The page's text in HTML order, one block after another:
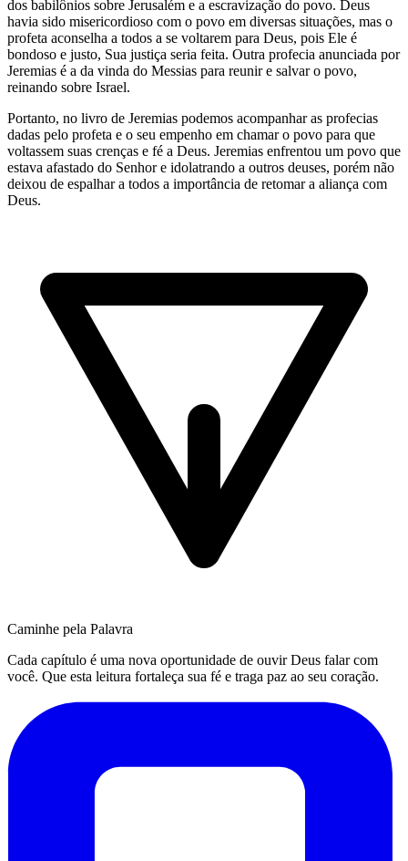
dos babilônios sobre Jerusalém e a escravização do povo. Deus
havia sido misericordioso com o povo em diversas situações, mas o
profeta aconselha a todos a se voltarem para Deus, pois Ele é
bondoso e justo, Sua justiça seria feita. Outra profecia anunciada por
Jeremias é a da vinda do Messias para reunir e salvar o povo,
reinando sobre Israel.
Portanto, no livro de Jeremias podemos acompanhar as profecias
dadas pelo profeta e o seu empenho em chamar o povo para que
voltassem suas crenças e fé a Deus. Jeremias enfrentou um povo que
estava afastado do Senhor e idolatrando a outros deuses, porém não
deixou de espalhar a todos a importância de retomar a aliança com
Deus.
Caminhe pela Palavra
Cada capítulo é uma nova oportunidade de ouvir Deus falar com
você. Que esta leitura fortaleça sua fé e traga paz ao seu coração.